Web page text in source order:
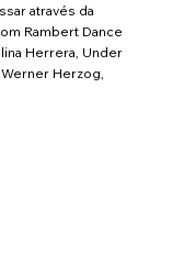
através da
Rambert Dance
Herrera, Under
Herzog,